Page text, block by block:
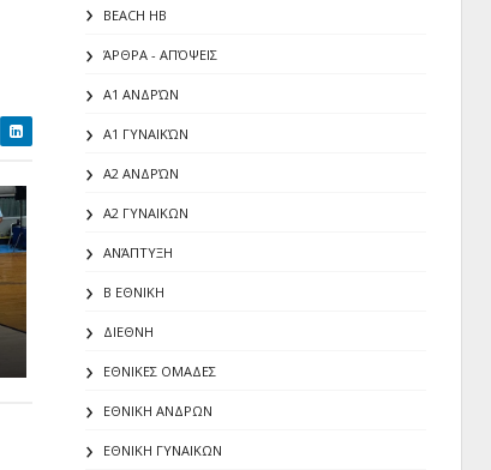
BEACH HB
ΆΡΘΡΑ - ΑΠΌΨΕΙΣ
Α1 ΑΝΔΡΏΝ
Α1 ΓΥΝΑΙΚΏΝ
Α2 ΑΝΔΡΏΝ
Α2 ΓΥΝΑΙΚΩΝ
ΑΝΆΠΤΥΞΗ
Β ΕΘΝΙΚΗ
ΔΙΕΘΝΗ
ΕΘΝΙΚΕΣ ΟΜΑΔΕΣ
ΕΘΝΙΚΗ ΑΝΔΡΩΝ
ΕΘΝΙΚΗ ΓΥΝΑΙΚΩΝ